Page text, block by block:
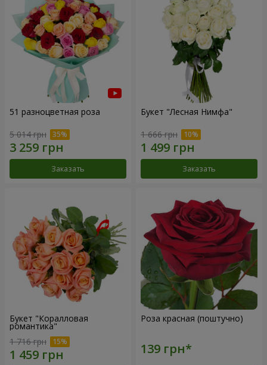
51 разноцветная роза
5 014 грн
Заказать
Букет "Лесная Нимфа"
1 666 грн
Заказать
Букет "Коралловая
романтика"
1 716 грн
Роза красная (поштучно)